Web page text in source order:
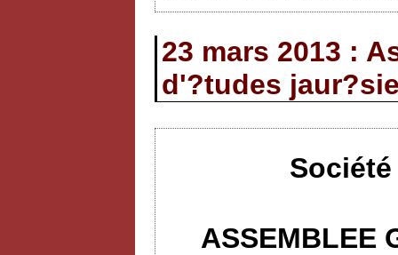
23 mars 2013 :
d'?tudes
ASSEMBLEE